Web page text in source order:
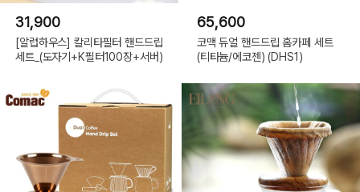
31,900
[알럽하우스] 칼리타필터 핸드드립
세트_(도자기+K필터100장+서버)
65,600
코맥 듀얼 핸드드립 홈카페 세트
(티타늄/에코젠) (DHS1)